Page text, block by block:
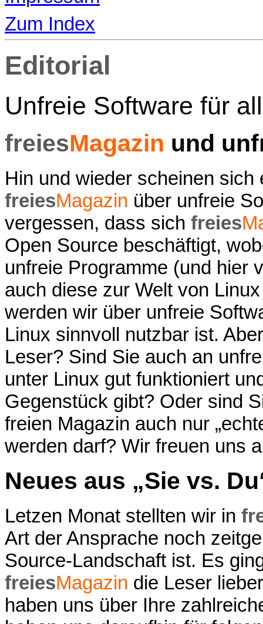
Zum Index
Editorial
Unfreie Software für
freiesMagazin und
Hin und wieder scheinen
freiesMagazin über unfreie
vergessen, dass sich freies
Open Source beschäftigt,
unfreie Programme (und hier
auch diese zur Welt von
werden wir über unfreie
Linux sinnvoll nutzbar ist.
Leser? Sind Sie auch an
unter Linux gut funktioniert
Gegenstück gibt? Oder sind
freien Magazin auch nur
werden darf? Wir freuen uns
Neues aus „Sie vs.
Letzen Monat stellten wir in
Art der Ansprache noch
Source-Landschaft ist. Es
freiesMagazin die Leser
haben uns über Ihre